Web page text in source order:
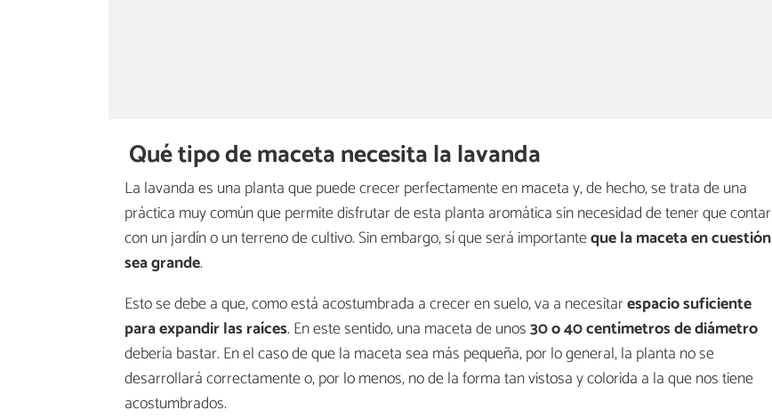
Qué tipo de maceta necesita la lavanda
La lavanda es una planta que puede crecer perfectamente en maceta y, de hecho, se trata de una
práctica muy común que permite disfrutar de esta planta aromática sin necesidad de tener que contar
con un jardín o un terreno de cultivo. Sin embargo, sí que será importanteque la maceta en cuestión
sea grande.
Esto se debe a que, como está acostumbrada a crecer en suelo, va a necesitarespacio suficiente
para expandir las raíces. En este sentido, una maceta de unos30 o 40 centímetros de diámetro
debería bastar. En el caso de que la maceta sea más pequeña, por lo general, la planta no se
desarrollará correctamente o, por lo menos, no de la forma tan vistosa y colorida a la que nos tiene
acostumbrados.